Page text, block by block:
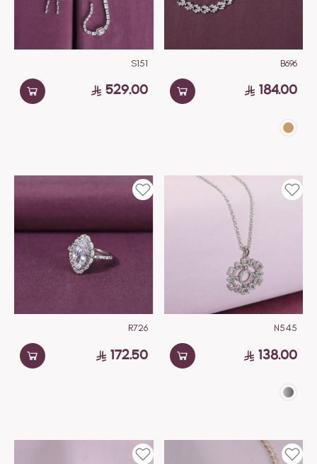
B696
184.00
S151
529.00
N545
138.00
R726
172.50